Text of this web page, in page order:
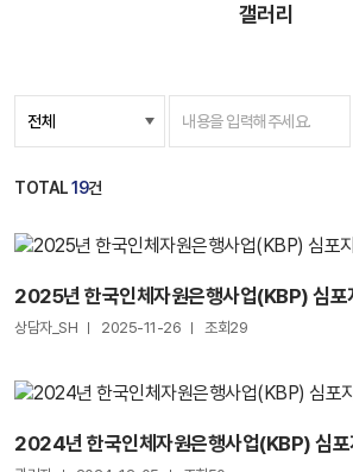
갤러리
TOTAL19건
2025년 한국인체자원은행사업(KBP) 심포
상담자_SH 2025-11-26 조회29
2024년 한국인체자원은행사업(KBP) 심포